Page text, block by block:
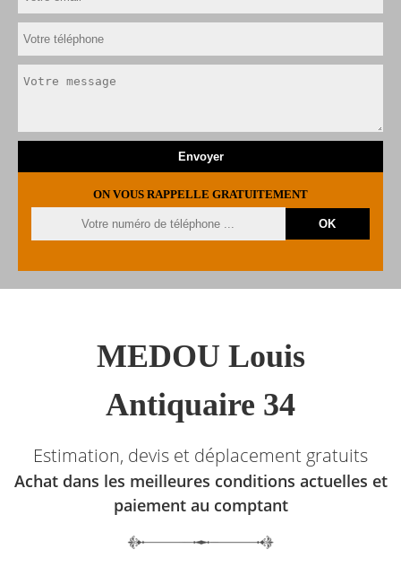
ON VOUS RAPPELLE GRATUITEMENT
MEDOU Louis
Antiquaire 34
Estimation, devis et déplacement gratuits
Achat dans les meilleures conditions actuelles et
paiement au comptant